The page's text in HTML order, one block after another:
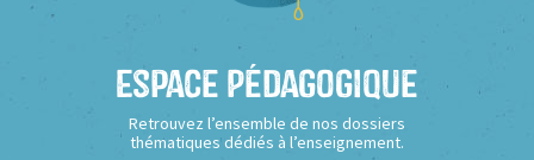
Espace Pédagogique
Retrouvez l’ensemble de nos dossiers
thématiques dédiés à l’enseignement.